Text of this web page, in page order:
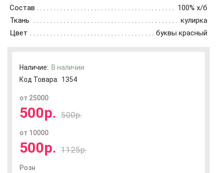
Состав
100% х/б
Ткань
кулирка
Цвет
буквы красный
Наличие: В наличии
Код Товара: 1354
от 25000
500р. 500р.
от 10000
500р. 1125р.
Розн